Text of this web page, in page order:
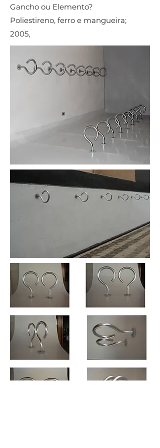
Gancho ou Elemento?
Poliestireno, ferro e mangueira;
2005,